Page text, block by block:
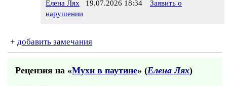
Елена Лях 19.07.2026 18:34
Заявить о
нарушении
+ добавить замечания
Рецензия на «Мухи в паутине» (Елена Лях)